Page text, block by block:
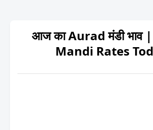
आज का Aurad मंडी भाव
Mandi Rates